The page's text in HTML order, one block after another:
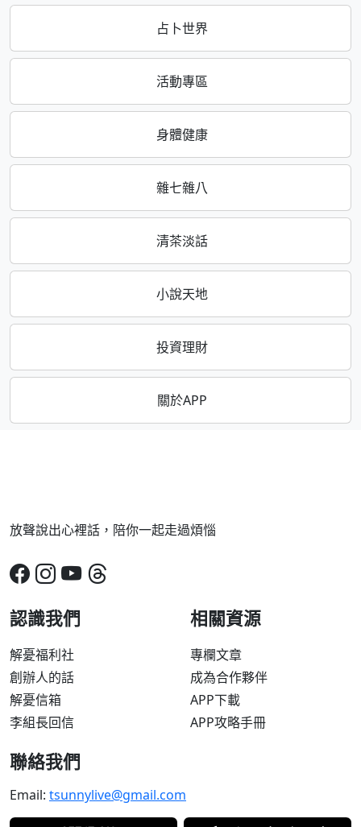
占卜世界
活動專區
身體健康
雜七雜八
清茶淡話
小說天地
投資理財
關於APP
放聲說出心裡話，陪你一起走過煩惱
認識我們
解憂福利社
創辦人的話
解憂信箱
李組長回信
相關資源
專欄文章
成為合作夥伴
APP下載
APP攻略手冊
聯絡我們
Email: tsunnylive@gmail.com